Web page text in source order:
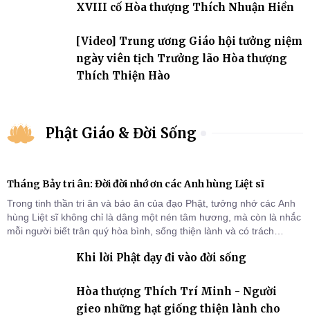
XVIII cố Hòa thượng Thích Nhuận Hiền
[Video] Trung ương Giáo hội tưởng niệm
ngày viên tịch Trưởng lão Hòa thượng
Thích Thiện Hào
Phật Giáo & Đời Sống
Tháng Bảy tri ân: Đời đời nhớ ơn các Anh hùng Liệt sĩ
Trong tinh thần tri ân và báo ân của đạo Phật, tưởng nhớ các Anh
hùng Liệt sĩ không chỉ là dâng một nén tâm hương, mà còn là nhắc
mỗi người biết trân quý hòa bình, sống thiện lành và có trách
Khi lời Phật dạy đi vào đời sống
Hòa thượng Thích Trí Minh - Người
gieo những hạt giống thiện lành cho